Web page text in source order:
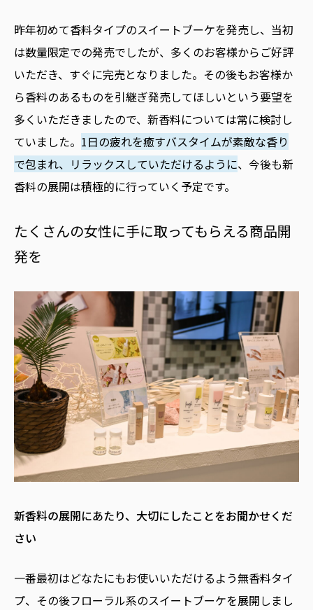
昨年初めて香料タイプのスイートブーケを発売し、当初
は数量限定での発売でしたが、多くのお客様からご好評
いただき、すぐに完売となりました。その後もお客様か
ら香料のあるものを引継ぎ発売してほしいという要望を
多くいただきましたので、新香料については常に検討し
ていました。 1日の疲れを癒すバスタイムが素敵な香り
で包まれ、リラックスしていただけるように、今後も新
香料の展開は積極的に行っていく予定です。
たくさんの女性に手に取ってもらえる商品開
発を
――新香料の展開にあたり、大切にしたことをお聞かせくだ
さい
一番最初はどなたにもお使いいただけるよう無香料タイ
プ、その後フローラル系のスイートブーケを展開しまし